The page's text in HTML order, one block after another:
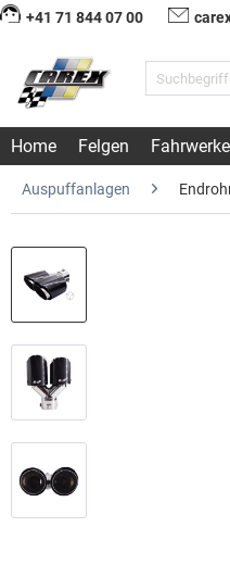
+41 71 844 07 00
Home Felgen Fahrwerke
Auspuffanlagen